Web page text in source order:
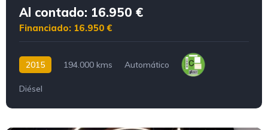
Al contado: 16.950 €
Financiado: 16.950 €
2015 194.000 kms Automático
Diésel